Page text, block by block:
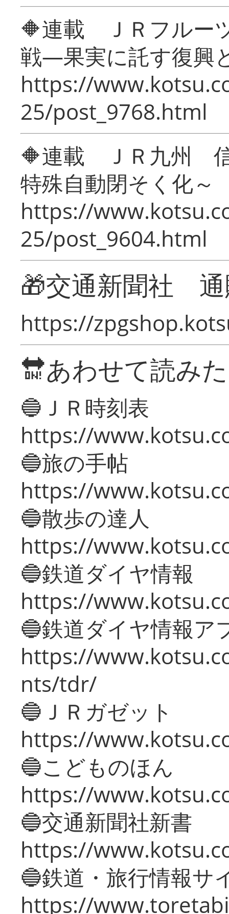
🔶連載 ＪＲフルー
戦―果実に託す復興
https://
25/post_9768.html
🔶連載 ＪＲ九州 信
特殊自動閉そく化～
https://
25/post_9604.html
🎁交通新聞社
https://
🔛あわせて読み
🔵ＪＲ時刻表
https://
🔵旅の手帖
https://
🔵散歩の達人
https://
🔵鉄道ダイヤ情報
https://
🔵鉄道ダイヤ情報ア
https://
nts/tdr/
🔵ＪＲガゼット
https://
🔵こどものほん
https://
🔵交通新聞社新書
https://
🔵鉄道・旅行情報サ
https://